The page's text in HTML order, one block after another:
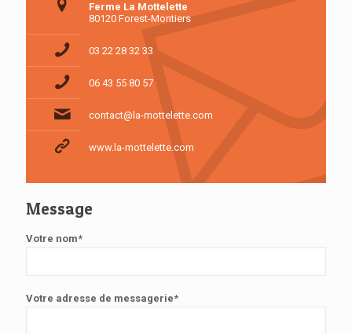
Ferme La Mottelette
80120 Forest-Montiers
03 22 28 32 33
06 43 55 80 57
contact@la-mottelette.com
www.la-mottelette.com
Message
Votre nom*
Votre adresse de messagerie*